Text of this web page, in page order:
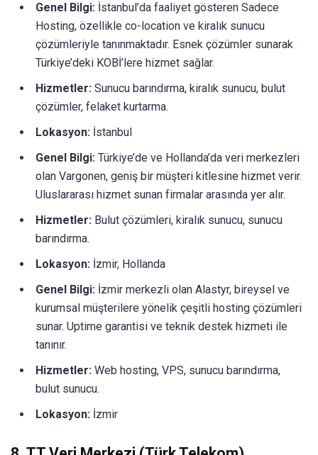
Genel Bilgi: İstanbul’da faaliyet gösteren Sadece
Hosting, özellikle co-location ve kiralık sunucu
çözümleriyle tanınmaktadır. Esnek çözümler sunarak
Türkiye’deki KOBİ’lere hizmet sağlar.
Hizmetler: Sunucu barındırma, kiralık sunucu, bulut
çözümler, felaket kurtarma.
Lokasyon: İstanbul
Genel Bilgi: Türkiye’de ve Hollanda’da veri merkezleri
olan Vargonen, geniş bir müşteri kitlesine hizmet verir.
Uluslararası hizmet sunan firmalar arasında yer alır.
Hizmetler: Bulut çözümleri, kiralık sunucu, sunucu
barındırma.
Lokasyon: İzmir, Hollanda
Genel Bilgi: İzmir merkezli olan Alastyr, bireysel ve
kurumsal müşterilere yönelik çeşitli hosting çözümleri
sunar. Uptime garantisi ve teknik destek hizmeti ile
tanınır.
Hizmetler: Web hosting, VPS, sunucu barındırma,
bulut sunucu.
Lokasyon: İzmir